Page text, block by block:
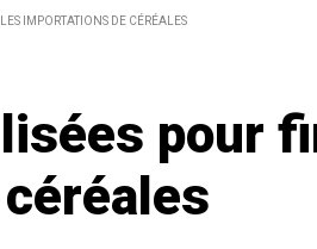
IMPORTATIONS DE CÉRÉALES
pour